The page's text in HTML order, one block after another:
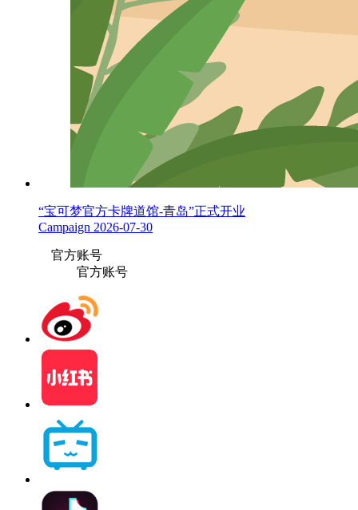
“宝可梦官方卡牌道馆-青岛”正式开业
Campaign 2026-07-30
官方账号
官方账号